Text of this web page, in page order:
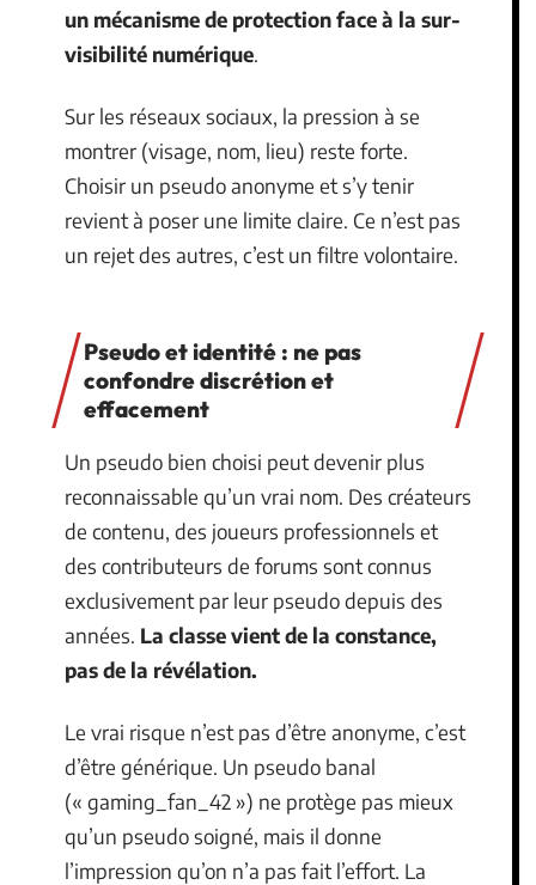
un mécanisme de protection face à la sur-
visibilité numérique.
Sur les réseaux sociaux, la pression à se
montrer (visage, nom, lieu) reste forte.
Choisir un pseudo anonyme et s’y tenir
revient à poser une limite claire. Ce n’est pas
un rejet des autres, c’est un filtre volontaire.
Pseudo et identité : ne pas
confondre discrétion et
effacement
Un pseudo bien choisi peut devenir plus
reconnaissable qu’un vrai nom. Des créateurs
de contenu, des joueurs professionnels et
des contributeurs de forums sont connus
exclusivement par leur pseudo depuis des
années. La classe vient de la constance,
pas de la révélation.
Le vrai risque n’est pas d’être anonyme, c’est
d’être générique. Un pseudo banal
(« gaming_fan_42 ») ne protège pas mieux
qu’un pseudo soigné, mais il donne
l’impression qu’on n’a pas fait l’effort. La